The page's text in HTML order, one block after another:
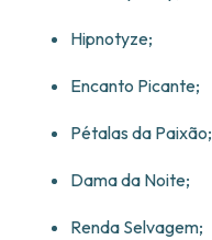
Hipnotyze;
Encanto Picante;
Pétalas da Paixão;
Dama da Noite;
Renda Selvagem;